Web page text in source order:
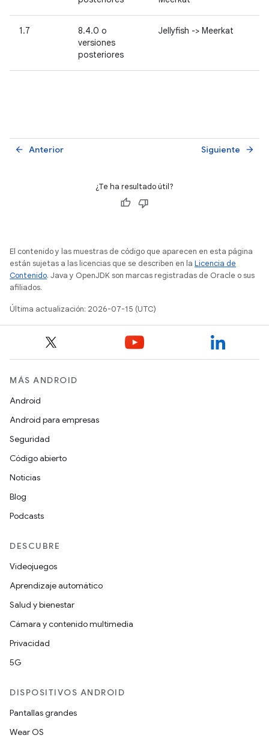
1.7
8.4.0 o
versiones
posteriores
Jellyfish -> Meerkat
Anterior
arrow_back Siguiente arrow_forward
¿Te ha resultado útil?
El contenido y las muestras de código que aparecen en esta página
están sujetas a las licencias que se describen en la Licencia de
Contenido. Java y OpenJDK son marcas registradas de Oracle o sus
afiliados.
Última actualización: 2026-07-15 (UTC)
MÁS ANDROID
Android
Android para empresas
Seguridad
Código abierto
Noticias
Blog
Podcasts
DESCUBRE
Videojuegos
Aprendizaje automático
Salud y bienestar
Cámara y contenido multimedia
Privacidad
5G
DISPOSITIVOS ANDROID
Pantallas grandes
Wear OS